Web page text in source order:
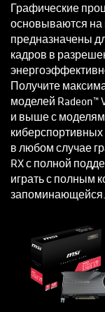
Графические
основываются на
предназначены
кадров в
Получите
моделей Radeon™
и выше с
киберспортивных
в любом случае
RX с полной
играть с полным
запоминающейся.